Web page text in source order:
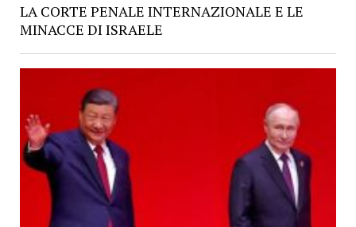
LA CORTE PENALE INTERNAZIONALE E LE
MINACCE DI ISRAELE